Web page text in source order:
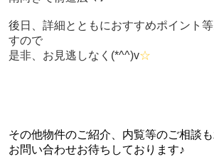
後日、詳細とともにおすすめポイント
すので
是非、お見逃しなく(*^^)v☆
その他物件のご紹介、内覧等のご相談も
お問い合わせお待ちしております♪